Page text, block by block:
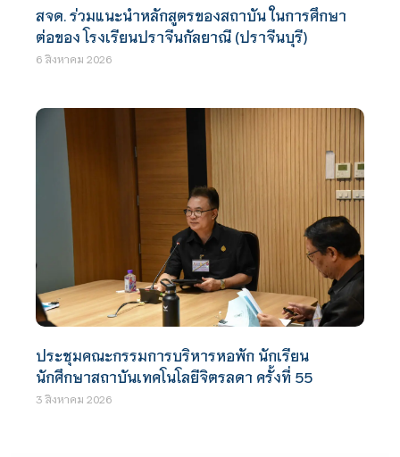
สจด. ร่วมแนะนำหลักสูตรของสถาบัน ในการศึกษา
ต่อของ โรงเรียนปราจีนกัลยาณี (ปราจีนบุรี)
6 สิงหาคม 2026
ประชุมคณะกรรมการบริหารหอพัก นักเรียน
นักศึกษาสถาบันเทคโนโลยีจิตรลดา ครั้งที่ 55
3 สิงหาคม 2026